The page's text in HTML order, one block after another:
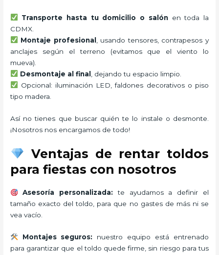
Transporte hasta tu domicilio o salónen toda la
CDMX.
Montaje profesional
, usando tensores, contrapesos y
anclajes según el terreno (evitamos que el viento lo
mueva).
Desmontaje al final
, dejando tu espacio limpio.
Opcional: iluminación LED, faldones decorativos o piso
tipo madera.
Así no tienes que buscar quién te lo instale o desmonte.
¡Nosotros nos encargamos de todo!
Ventajas de rentar toldos
para fiestas con nosotros
Asesoría personalizada: te ayudamos a definir el
tamaño exacto del toldo, para que no gastes de más ni se
vea vacío.
Montajes seguros: nuestro equipo está entrenado
para garantizar que el toldo quede firme, sin riesgo para tus